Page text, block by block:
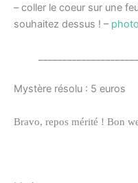
– coller le coeur sur une
souhaitez dessus ! –
Mystère résolu : 5 euros
Bravo, repos mérité ! Bon